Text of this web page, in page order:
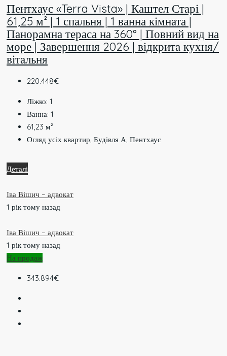
Пентхаус «Terra Vista» | Каштел Старі |
61,25 м² | 1 спальня | 1 ванна кімната |
Панорамна тераса на 360° | Повний вид на
море | Завершення 2026 | відкрита кухня/
вітальня
220.448€
Ліжко: 1
Ванна: 1
61,23 м²
Огляд усіх квартир, Будівля А, Пентхаус
Деталі
Іва Вішич – адвокат
1 рік тому назад
Іва Вішич – адвокат
1 рік тому назад
На продаж
343.894€